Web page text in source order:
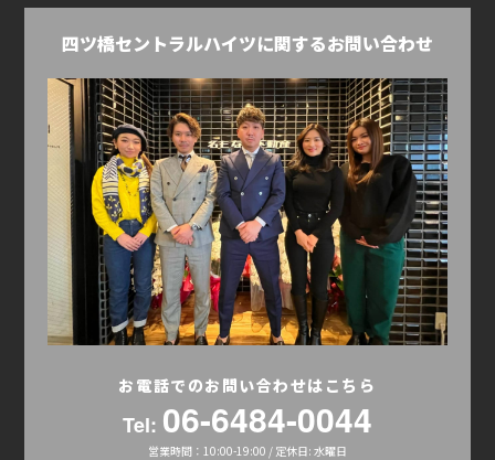
四ツ橋セントラルハイツに関するお問い合わせ
お電話でのお問い合わせはこちら
Tel: 06-6484-0044
営業時間：10:00-19:00 / 定休日: 水曜日